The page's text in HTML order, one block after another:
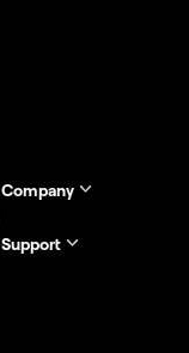
Company
Support